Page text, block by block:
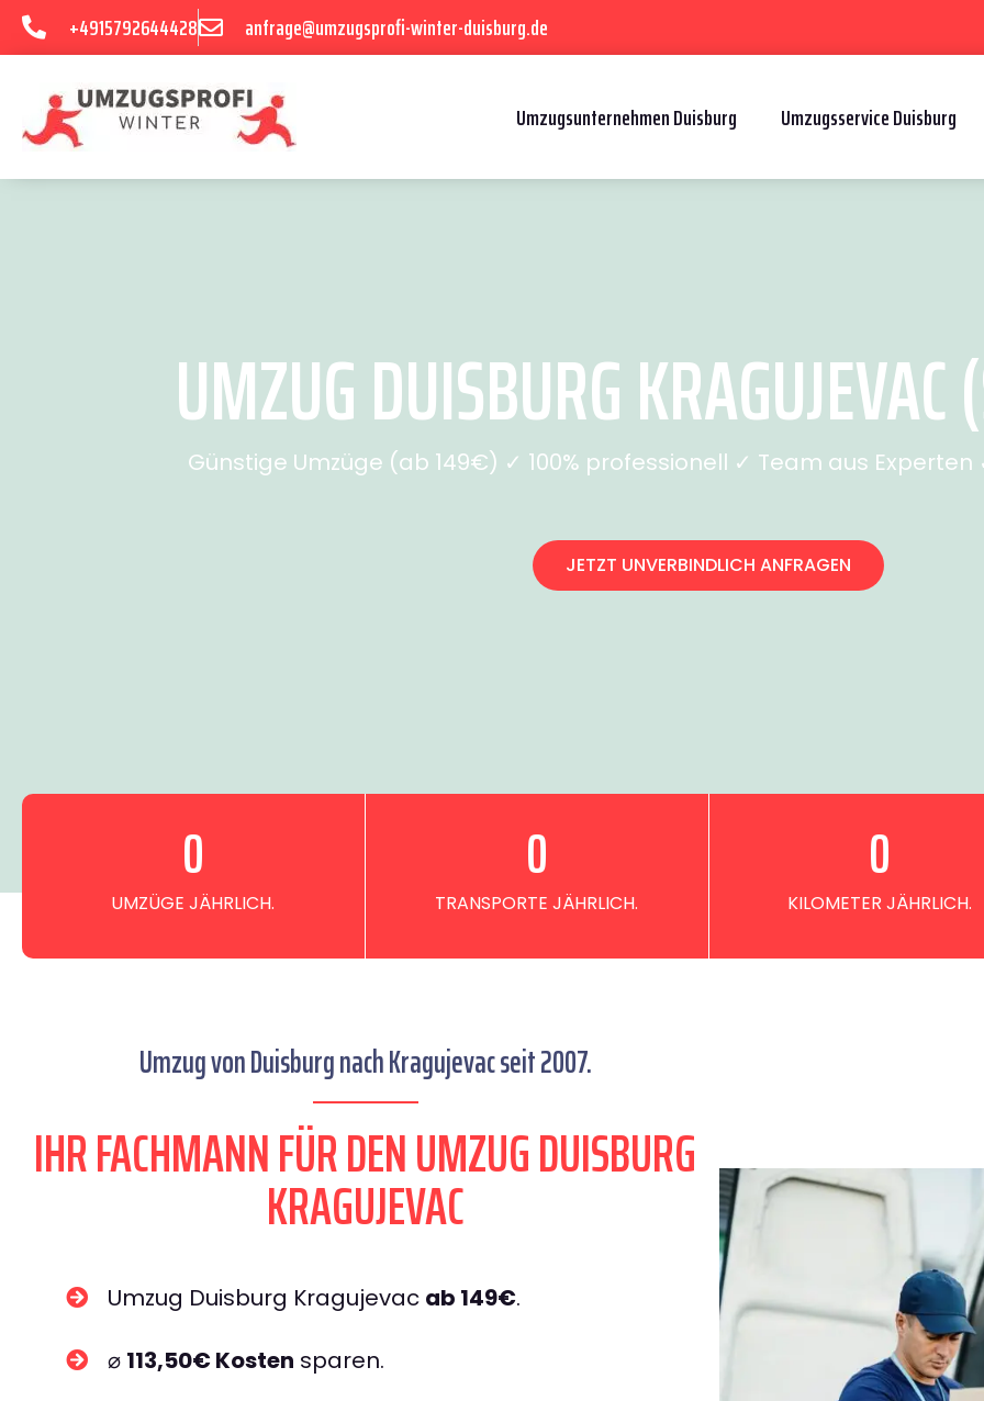
+4915792644428 anfrage@umzugsprofi-winter-duisburg.de
Umzugsunternehmen Duisburg Umzugsservice Duisburg
UMZUG DUISBURG
Günstige Umzüge (ab 149€) ✓ 100% professionell ✓ Team aus
JETZT UNVERBINDLICH ANFRAGEN
UMZÜGE JÄHRLICH.
0
TRANSPORTE JÄHRLICH.
0
KILOMETER JÄHRLICH.
0
Umzug von Duisburg nach Kragujevac seit 2007.
IHR FACHMANN FÜR DEN UMZUG DUISBURG
KRAGUJEVAC
Umzug Duisburg Kragujevac ab 149€.
⌀ 113,50€ Kosten sparen.